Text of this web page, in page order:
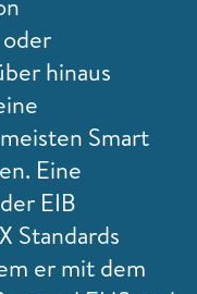
hinaus
Smart
Eine
EIB
Standards
er mit dem